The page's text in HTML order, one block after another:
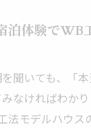
泊体験でWB
聞いても、「
なければわか
法モデルハウス